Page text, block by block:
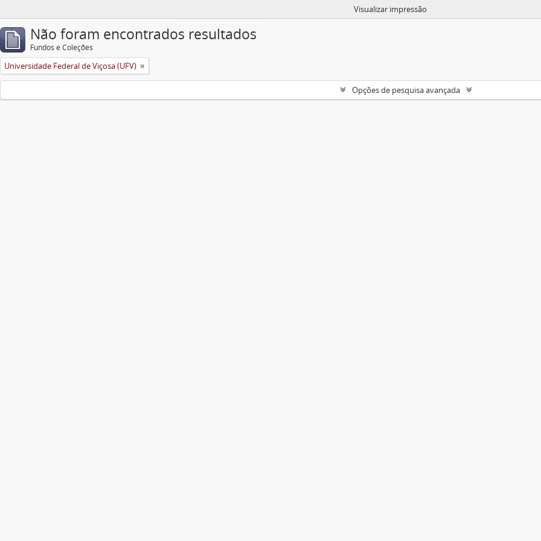
Visualizar impressão
Não foram encontrados resultados
Fundos e Coleções
Universidade Federal de Viçosa (UFV)
Opções de pesquisa avançada